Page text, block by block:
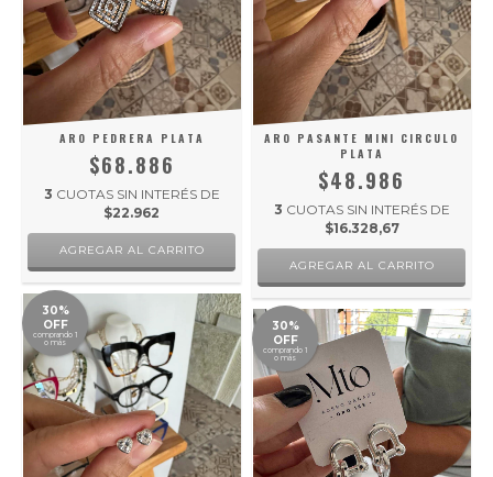
ARO PEDRERA PLATA
$68.886
3 CUOTAS SIN INTERÉS DE
$22.962
ARO PASANTE MINI CIRCULO
PLATA
$48.986
3 CUOTAS SIN INTERÉS DE
$16.328,67
30%
OFF
comprando 1
o más
30%
OFF
comprando 1
o más